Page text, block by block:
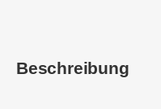
Beschreibung